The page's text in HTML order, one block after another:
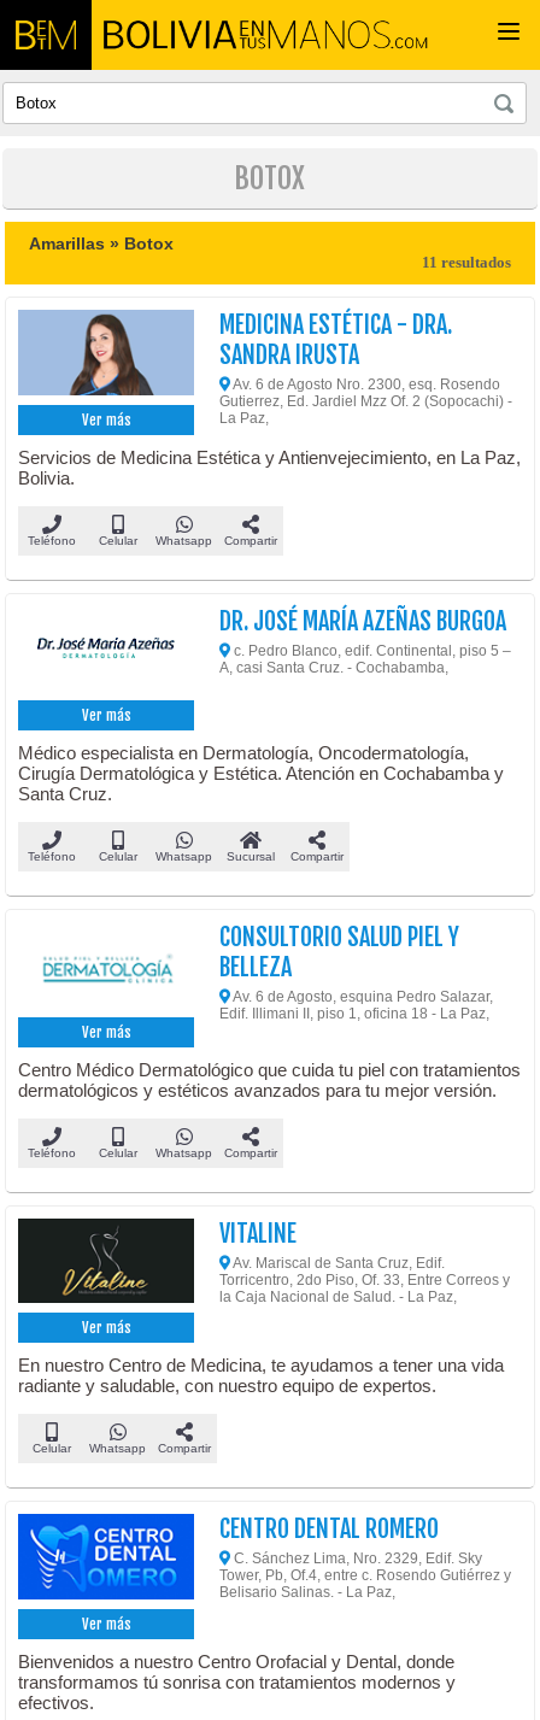
BOTOX
Amarillas » Botox
11 resultados
Ver más
MEDICINA ESTÉTICA - DRA.
SANDRA IRUSTA
Av. 6 de Agosto Nro. 2300, esq. Rosendo
Gutierrez, Ed. Jardiel Mzz Of. 2 (Sopocachi) -
La Paz,
Servicios de Medicina Estética y Antienvejecimiento, en La Paz,
Bolivia.
Teléfono Celular Whatsapp Compartir
Ver más
DR. JOSÉ MARÍA AZEÑAS BURGOA
c. Pedro Blanco, edif. Continental, piso 5 –
A, casi Santa Cruz. - Cochabamba,
Médico especialista en Dermatología, Oncodermatología,
Cirugía Dermatológica y Estética. Atención en Cochabamba y
Santa Cruz.
Teléfono Celular Whatsapp Sucursal Compartir
Ver más
CONSULTORIO SALUD PIEL Y
BELLEZA
Av. 6 de Agosto, esquina Pedro Salazar,
Edif. Illimani II, piso 1, oficina 18 - La Paz,
Centro Médico Dermatológico que cuida tu piel con tratamientos
dermatológicos y estéticos avanzados para tu mejor versión.
Teléfono Celular Whatsapp Compartir
Ver más
VITALINE
Av. Mariscal de Santa Cruz, Edif.
Torricentro, 2do Piso, Of. 33, Entre Correos y
la Caja Nacional de Salud. - La Paz,
En nuestro Centro de Medicina, te ayudamos a tener una vida
radiante y saludable, con nuestro equipo de expertos.
Celular Whatsapp Compartir
Ver más
CENTRO DENTAL ROMERO
C. Sánchez Lima, Nro. 2329, Edif. Sky
Tower, Pb, Of.4, entre c. Rosendo Gutiérrez y
Belisario Salinas. - La Paz,
Bienvenidos a nuestro Centro Orofacial y Dental, donde
transformamos tú sonrisa con tratamientos modernos y
efectivos.